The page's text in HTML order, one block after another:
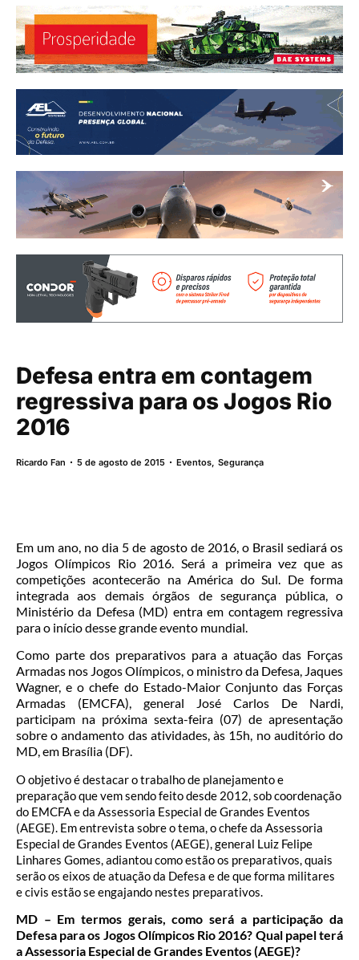
Defesa entra em contagem
regressiva para os Jogos Rio
2016
Ricardo Fan 5 de agosto de 2015 Eventos,Segurança
Em um ano, no dia 5 de agosto de 2016, o Brasil sediará os
Jogos Olímpicos Rio 2016. Será a primeira vez que as
competições acontecerão na América do Sul. De forma
integrada aos demais órgãos de segurança pública, o
Ministério da Defesa (MD) entra em contagem regressiva
para o início desse grande evento mundial.
Como parte dos preparativos para a atuação das Forças
Armadas nos Jogos Olímpicos, o ministro da Defesa, Jaques
Wagner, e o chefe do Estado-Maior Conjunto das Forças
Armadas (EMCFA), general José Carlos De Nardi,
participam na próxima sexta-feira (07) de apresentação
sobre o andamento das atividades, às 15h, no auditório do
MD, em Brasília (DF).
O objetivo é destacar o trabalho de planejamento e
preparação que vem sendo feito desde 2012, sob coordenação
do EMCFA e da Assessoria Especial de Grandes Eventos
(AEGE). Em entrevista sobre o tema, o chefe da Assessoria
Especial de Grandes Eventos (AEGE), general Luiz Felipe
Linhares Gomes, adiantou como estão os preparativos, quais
serão os eixos de atuação da Defesa e de que forma militares
e civis estão se engajando nestes preparativos.
MD – Em termos gerais, como será a participação da
Defesa para os Jogos Olímpicos Rio 2016? Qual papel terá
a Assessoria Especial de Grandes Eventos (AEGE)?